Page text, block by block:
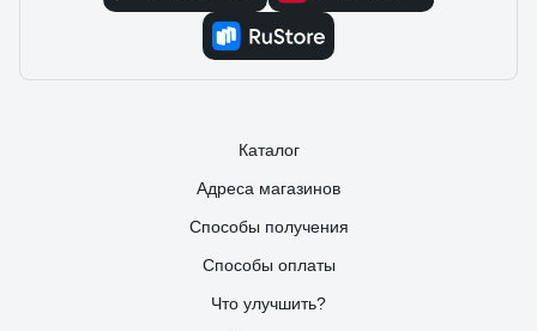
Каталог
Адреса магазинов
Способы получения
Способы оплаты
Что улучшить?